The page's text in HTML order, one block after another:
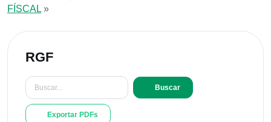
FÍSCAL »
RGF
Buscar
Exportar PDFs